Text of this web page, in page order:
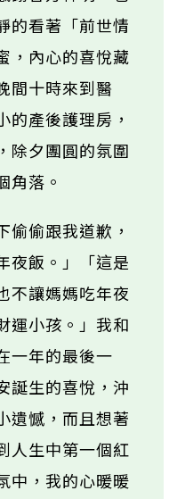
的看著「前世情
，內心的喜悅藏
間十時來到醫
的產後護理房，
除夕團圓的氛圍
角落。
偷偷跟我道歉，
夜飯。」「這是
不讓媽媽吃年夜
運小孩。」我和
一年的最後一
誕生的喜悅，沖
遺憾，而且想著
人生中第一個紅
中，我的心暖暖